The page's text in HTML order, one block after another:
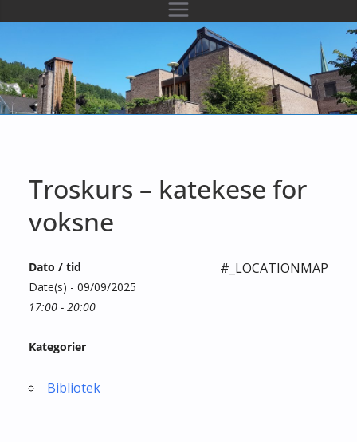
Troskurs – katekese for
voksne
#_LOCATIONMAP
Dato / tid
Date(s) - 09/09/2025
17:00 - 20:00
Kategorier
Bibliotek